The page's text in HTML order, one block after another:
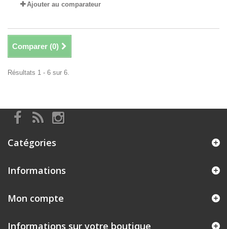
Ajouter au comparateur
Comparer (0)
Résultats 1 - 6 sur 6.
Catégories
Informations
Mon compte
Informations sur votre boutique